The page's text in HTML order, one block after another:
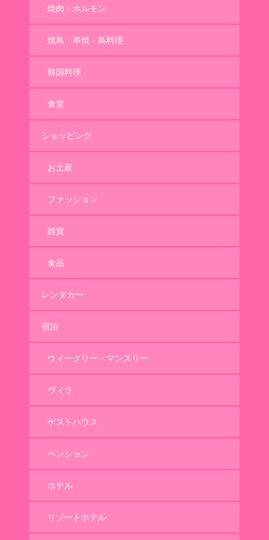
焼肉・ホルモン
焼鳥・串焼・鳥料理
韓国料理
食堂
ショッピング
お土産
ファッション
雑貨
食品
レンタカー
宿泊
ウィークリー・マンスリー
ヴィラ
ゲストハウス
ペンション
ホテル
リゾートホテル